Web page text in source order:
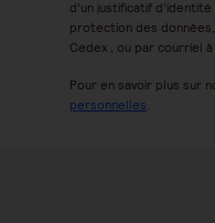
d’un justificatif
protection des
Cedex , ou par courriel à
Pour en savoir plus sur
personnelles.